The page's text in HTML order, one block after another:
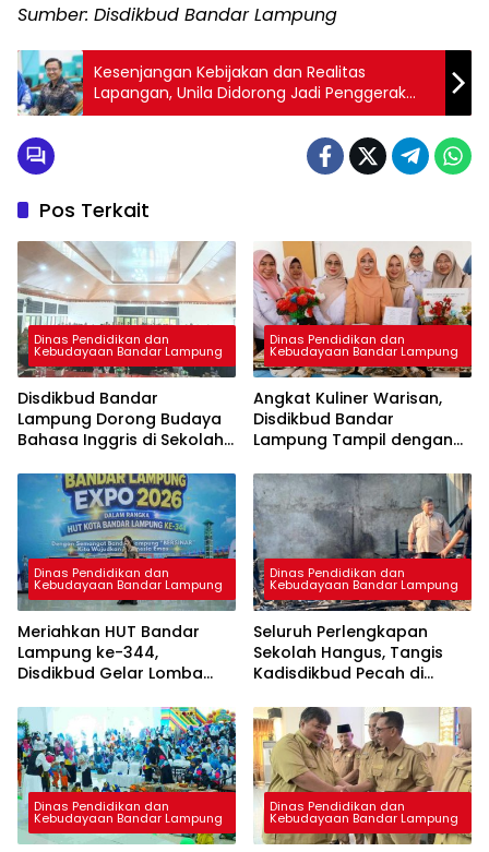
Sumber: Disdikbud Bandar Lampung
Kesenjangan Kebijakan dan Realitas
Lapangan, Unila Didorong Jadi Penggerak
Reformasi Kehutanan
Pos Terkait
Dinas Pendidikan dan
Kebudayaan Bandar Lampung
Disdikbud Bandar
Lampung Dorong Budaya
Bahasa Inggris di Sekolah
Berprestasi
Dinas Pendidikan dan
Kebudayaan Bandar Lampung
Angkat Kuliner Warisan,
Disdikbud Bandar
Lampung Tampil dengan
Mangga Kueni
Dinas Pendidikan dan
Kebudayaan Bandar Lampung
Meriahkan HUT Bandar
Lampung ke-344,
Disdikbud Gelar Lomba
Dinas Pendidikan dan
Kebudayaan Bandar Lampung
Seluruh Perlengkapan
Sekolah Hangus, Tangis
Kadisdikbud Pecah di
Ludes Terbakar
Dinas Pendidikan dan
Kebudayaan Bandar Lampung
Dinas Pendidikan dan
Kebudayaan Bandar Lampung